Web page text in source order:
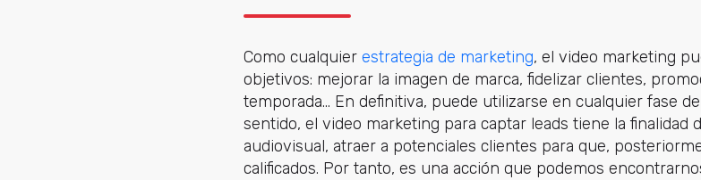
Como cualquier estrategia de marketing, el video marketing
objetivos: mejorar la imagen de marca, fidelizar clientes,
temporada... En definitiva, puede utilizarse en cualquier fase
sentido, el video marketing para captar leads tiene la finalidad
audiovisual, atraer a potenciales clientes para que,
calificados. Por tanto, es una acción que podemos